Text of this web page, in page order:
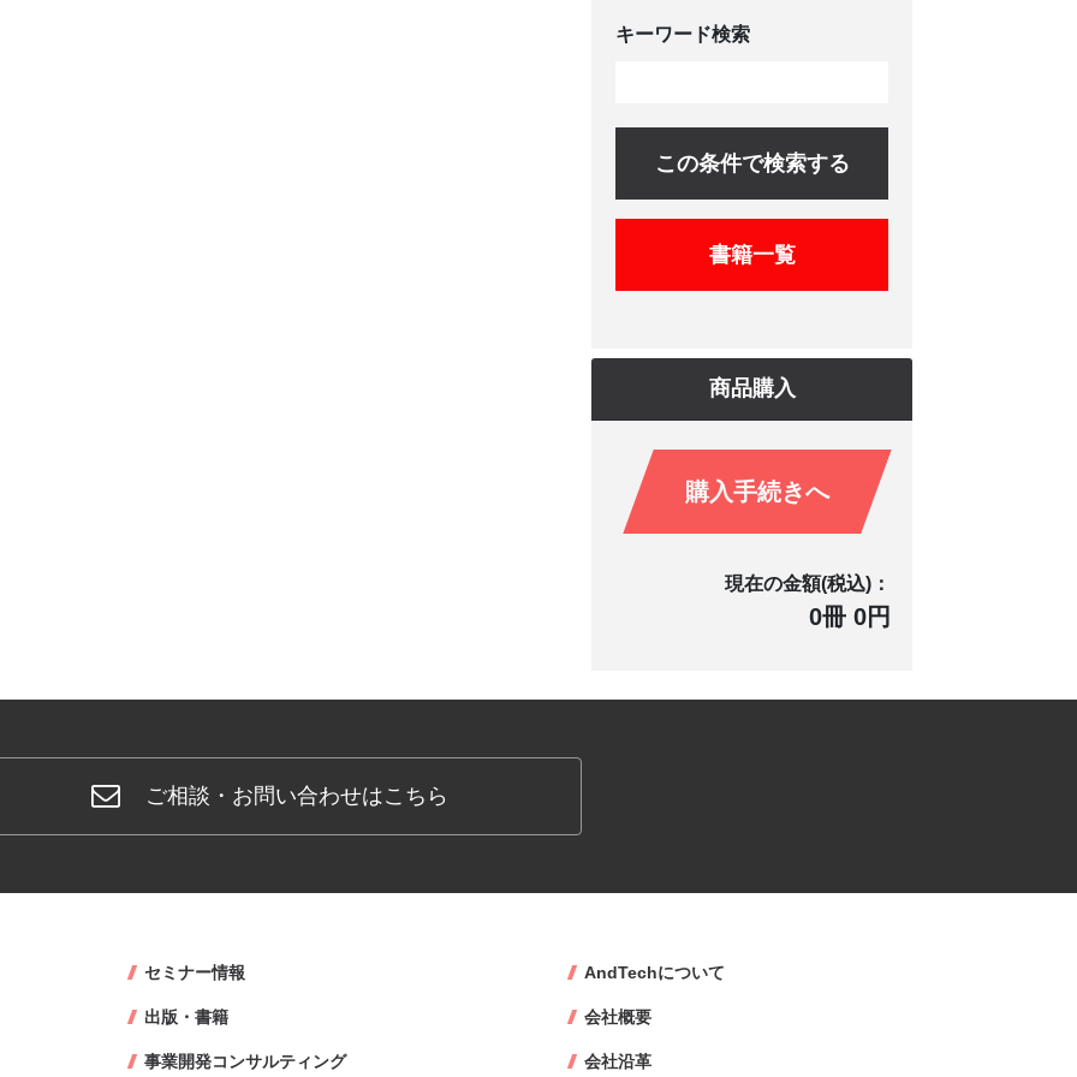
キーワード検索
この条件で検索する
書籍一覧
商品購入
購入手続きへ
現在の金額(税込)：
0冊 0円
ご相談・お問い合わせはこちら
セミナー情報
出版・書籍
事業開発コンサルティング
AndTechについて
会社概要
会社沿革